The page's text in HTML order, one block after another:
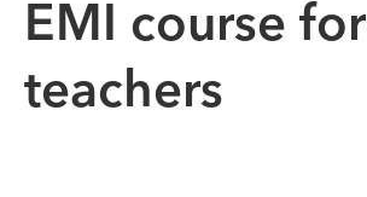
EMI course for
teachers